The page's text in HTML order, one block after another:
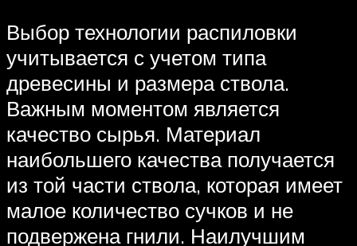
Выбор технологии распиловки
учитывается с учетом типа
древесины и размера ствола.
Важным моментом является
качество сырья. Материал
наибольшего качества получается
из той части ствола, которая имеет
малое количество сучков и не
подвержена гнили. Наилучшим